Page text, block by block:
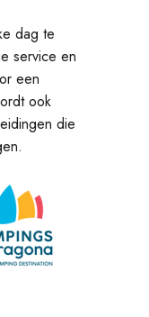
dag te
service en
een
ook
die